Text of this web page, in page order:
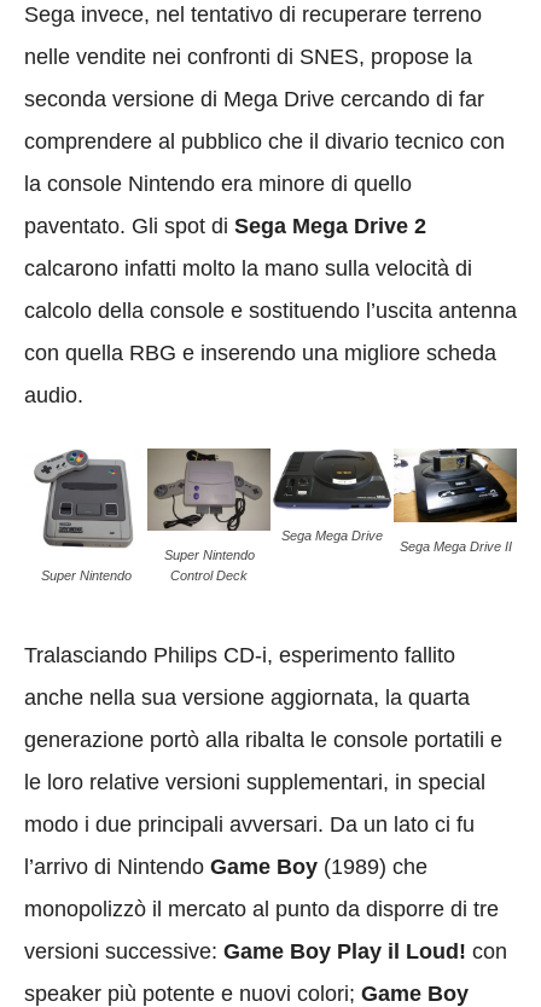
Sega invece, nel tentativo di recuperare terreno
nelle vendite nei confronti di SNES, propose la
seconda versione di Mega Drive cercando di far
comprendere al pubblico che il divario tecnico con
la console Nintendo era minore di quello
paventato. Gli spot di Sega Mega Drive 2
calcarono infatti molto la mano sulla velocità di
calcolo della console e sostituendo l’uscita antenna
con quella RBG e inserendo una migliore scheda
audio.
Super Nintendo
Super Nintendo
Control Deck
Sega Mega Drive
Sega Mega Drive II
Tralasciando Philips CD-i, esperimento fallito
anche nella sua versione aggiornata, la quarta
generazione portò alla ribalta le console portatili e
le loro relative versioni supplementari, in special
modo i due principali avversari. Da un lato ci fu
l’arrivo di Nintendo Game Boy (1989) che
monopolizzò il mercato al punto da disporre di tre
versioni successive: Game Boy Play il Loud! con
speaker più potente e nuovi colori; Game Boy